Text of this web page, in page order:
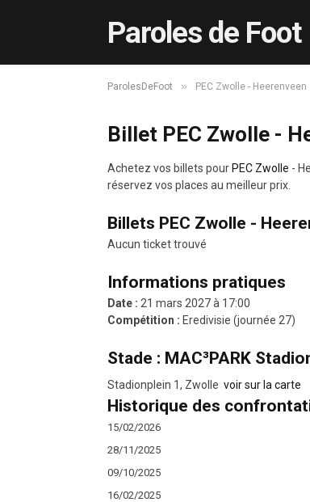
Paroles de Foot
ParolesDeFoot » PEC Zwolle - Heerenveen
Billet PEC Zwolle -
Achetez vos billets pour PEC Zwolle -
réservez vos places au meilleur prix.
Billets PEC Zwolle -
Aucun ticket trouvé
Informations pratiques
Date : 21 mars 2027 à 17:00
Compétition : Eredivisie (journée 27)
Stade : MAC³PARK
Stadionplein 1, Zwolle voir sur la carte
Historique des
15/02/2026
28/11/2025
09/10/2025
16/02/2025